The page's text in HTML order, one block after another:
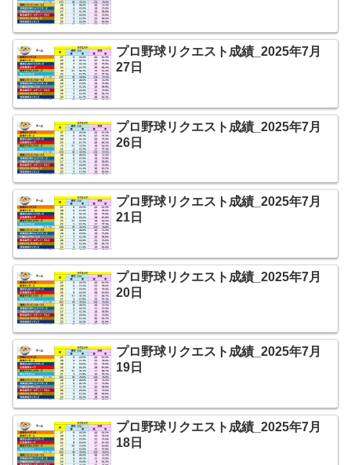
プロ野球リクエスト成績_2025年7月
27日
プロ野球リクエスト成績_2025年7月
26日
プロ野球リクエスト成績_2025年7月
21日
プロ野球リクエスト成績_2025年7月
20日
プロ野球リクエスト成績_2025年7月
19日
プロ野球リクエスト成績_2025年7月
18日